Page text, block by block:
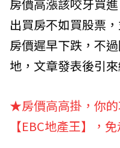
房價高漲該咬牙買
出買房不如買股票
房價遲早下跌，不
地，文章發表後引
★房價高高掛，你
【EBC地產王】，